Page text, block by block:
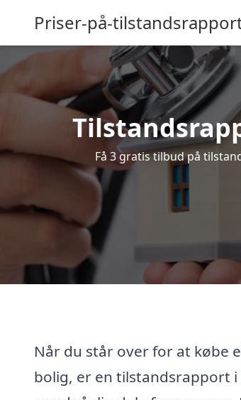
Priser-på-
Få 3 gratis tilbud på
Når du står over for at købe
bolig, er en tilstandsrapport i